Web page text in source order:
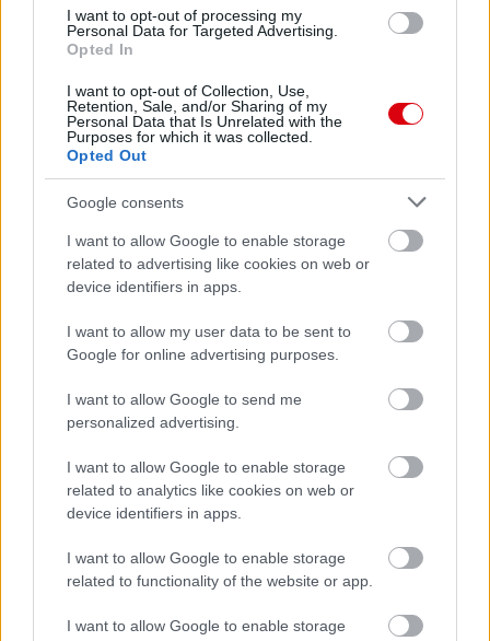
I want to opt-out of processing my
Personal Data for Targeted Advertising.
Opted In
I want to opt-out of Collection, Use,
Retention, Sale, and/or Sharing of my
Personal Data that Is Unrelated with the
Purposes for which it was collected.
Opted Out
Google consents
I want to allow Google to enable storage
related to advertising like cookies on web or
device identifiers in apps.
I want to allow my user data to be sent to
Google for online advertising purposes.
I want to allow Google to send me
personalized advertising.
I want to allow Google to enable storage
related to analytics like cookies on web or
device identifiers in apps.
I want to allow Google to enable storage
related to functionality of the website or app.
I want to allow Google to enable storage
Felkészülési szezon 4. mérkőzés
Nya Ullevi, Göteborg
2026-08-08 17:00
1 nap 15 óra 13 perc 29 másodperc
Leeds UnitedvsManchester United2026-08-12 20:30
vsManchester United
ELŐZŐ MÉRKŐZÉSEK
Támogatás
Támogasd adományoddal